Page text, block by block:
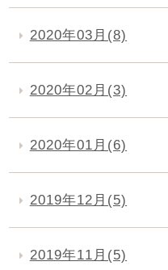
2020年03月(8)
2020年02月(3)
2020年01月(6)
2019年12月(5)
2019年11月(5)